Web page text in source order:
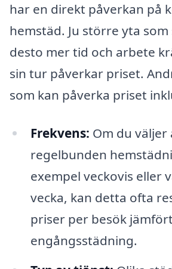
har en direkt påverkan på
hemstäd. Ju större yta som
desto mer tid och arbete
sin tur påverkar priset.
som kan påverka priset
Frekvens: Om du väljer
regelbunden
exempel veckovis eller
vecka, kan detta ofta
priser per besök
engångsstädning.